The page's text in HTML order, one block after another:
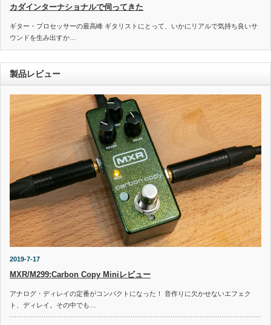
カダインターナショナルで伺ってきた
ギター・プロセッサーの最高峰 ギタリストにとって、いかにリアルで気持ち良いサ
ウンドを生み出すか…
製品レビュー
2019-7-17
MXR/M299:Carbon Copy Miniレビュー
アナログ・ディレイの定番がコンパクトになった！ 音作りに欠かせないエフェク
ト、ディレイ。その中でも…